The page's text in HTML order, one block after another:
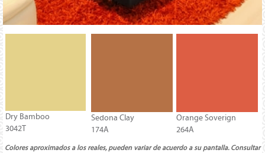
Dry Bamboo
3042T
Sedona Clay
174A
Orange Soverign
264A
Colores aproximados a los reales, pueden variar de acuerdo a su pantalla. Consultar